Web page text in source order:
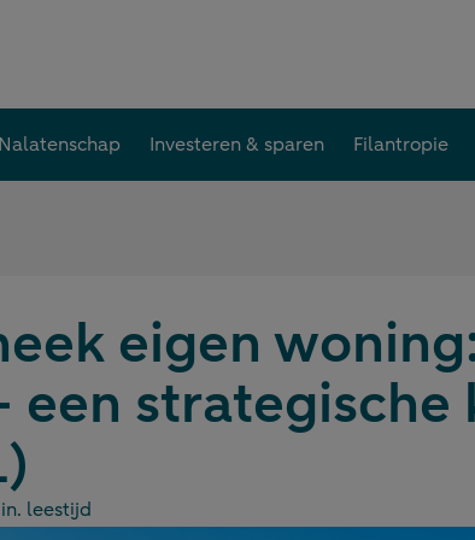
Nalatenschap Investeren & sparen Filantropie
eigen
een strategische
leestijd